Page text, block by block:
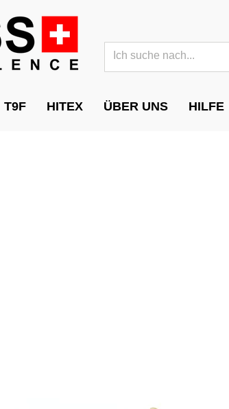
T9F HITEX ÜBER UNS HILFE